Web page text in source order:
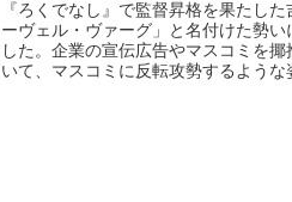
『ろくでなし』で監督昇格を果たし
ーヴェル・ヴァーグ」と名付けた勢
した。企業の宣伝広告やマスコミを
いて、マスコミに反転攻勢するような